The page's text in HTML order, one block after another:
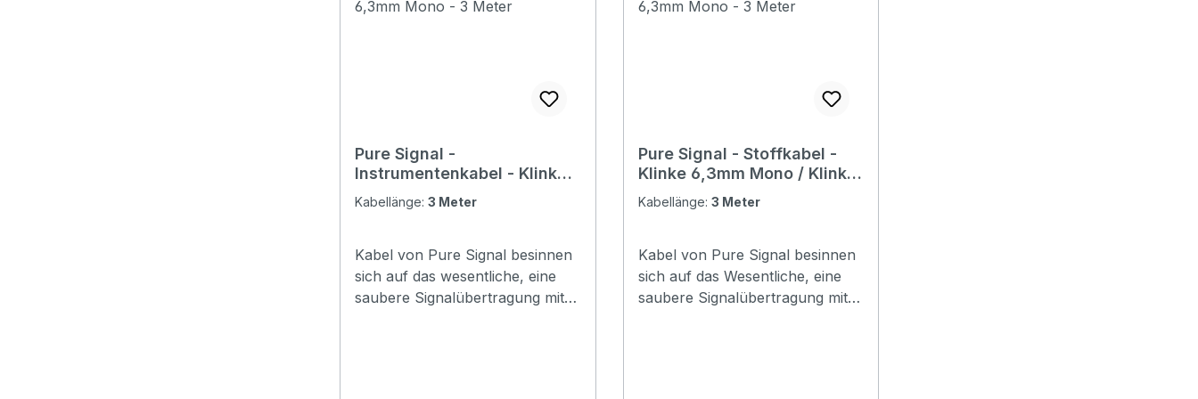
Pure Signal -
Instrumentenkabel - Klinke
6,3mm Mono - 3 Meter
Kabellänge: 3 Meter
Kabel von Pure Signal besinnen
sich auf das wesentliche, eine
saubere Signalübertragung mit
Pure Signal - Stoffkabel -
Klinke 6,3mm Mono / Klinke
90° 6,3mm Mono - 3 Meter
Kabellänge: 3 Meter
Kabel von Pure Signal besinnen
sich auf das Wesentliche, eine
saubere Signalübertragung mit